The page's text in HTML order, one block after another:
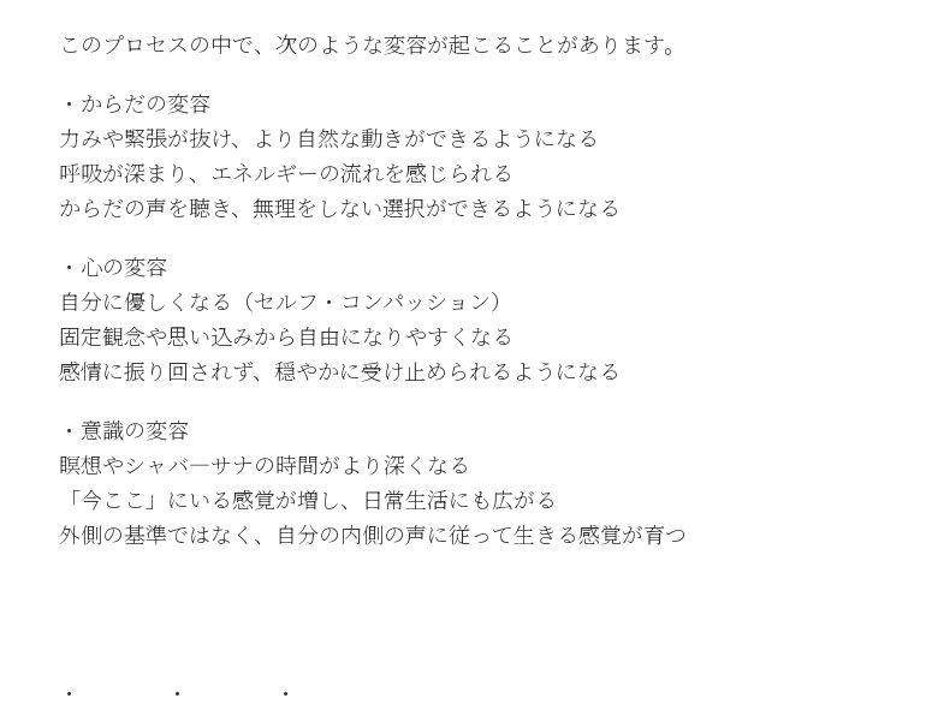
このプロセスの中で、次のような変容が起こることがあります。
・からだの変容
力みや緊張が抜け、より自然な動きができるようになる
呼吸が深まり、エネルギーの流れを感じられる
からだの声を聴き、無理をしない選択ができるようになる
・心の変容
自分に優しくなる（セルフ・コンパッション）
固定観念や思い込みから自由になりやすくなる
感情に振り回されず、穏やかに受け止められるようになる
・意識の変容
瞑想やシャバ―サナの時間がより深くなる
「今ここ」にいる感覚が増し、日常生活にも広がる
外側の基準ではなく、自分の内側の声に従って生きる感覚が育つ
・ ・ ・